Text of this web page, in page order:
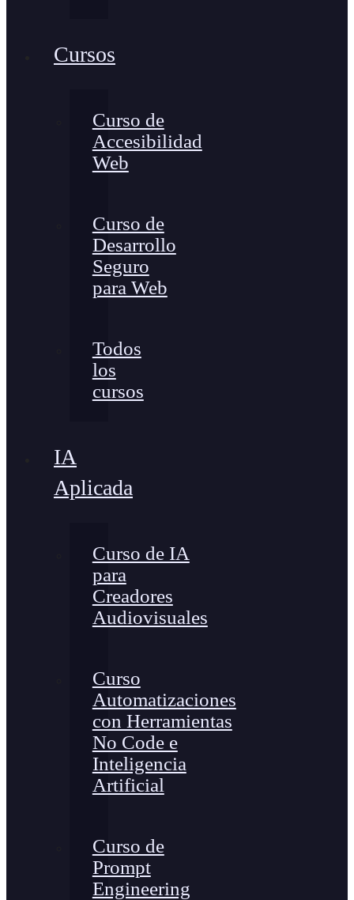
Cursos
Curso de
Accesibilidad
Web
Curso de
Desarrollo
Seguro
para Web
Todos
los
cursos
IA
Aplicada
Curso de IA
para
Creadores
Audiovisuales
Curso
Automatizaciones
con Herramientas
No Code e
Inteligencia
Artificial
Curso de
Prompt
Engineering